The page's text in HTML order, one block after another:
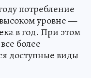
потребление
уровне —
в год. При этом
более
доступные виды